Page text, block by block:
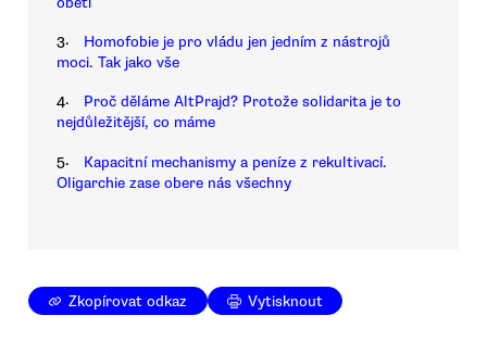
3.
Homofobie je pro vládu jen jedním z nástrojů
moci. Tak jako vše
4.
Proč děláme AltPrajd? Protože solidarita je to
nejdůležitější, co máme
5.
Kapacitní mechanismy a peníze z rekultivací.
Oligarchie zase obere nás všechny
Zkopírovat odkaz Vytisknout